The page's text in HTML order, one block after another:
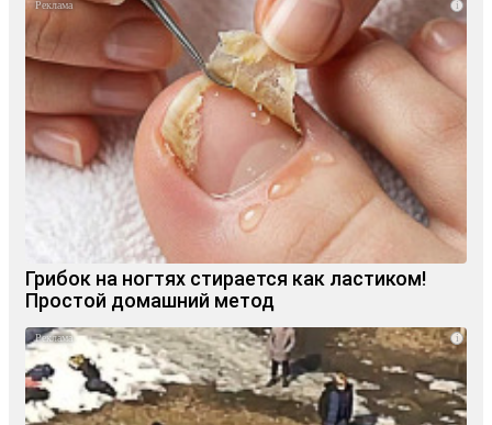
i
Грибок на ногтях стирается как ластиком!
Простой домашний метод
i